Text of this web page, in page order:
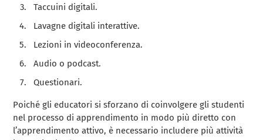
Taccuini digitali.
Lavagne digitali interattive.
Lezioni in videoconferenza.
Audio o podcast.
Questionari.
Poiché gli educatori si sforzano di coinvolgere gli studenti
nel processo di apprendimento in modo più diretto con
l’apprendimento attivo, è necessario includere più attività